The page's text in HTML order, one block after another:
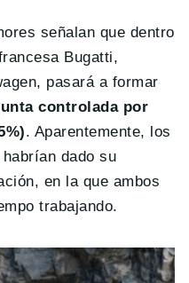
señalan que dentro
Bugatti,
pasará a formar
controlada por
. Aparentemente, los
dado su
en la que ambos
trabajando.